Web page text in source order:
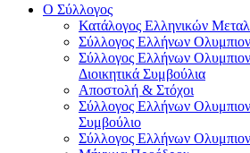
Ο Σύλλογος
Κατάλογος Ελληνικών
Σύλλογος Ελλήνων
Σύλλογος Ελλήνων
Διοικητικά Συμβούλια
Αποστολή & Στόχοι
Σύλλογος Ελλήνων
Συμβούλιο
Σύλλογος Ελλήνων